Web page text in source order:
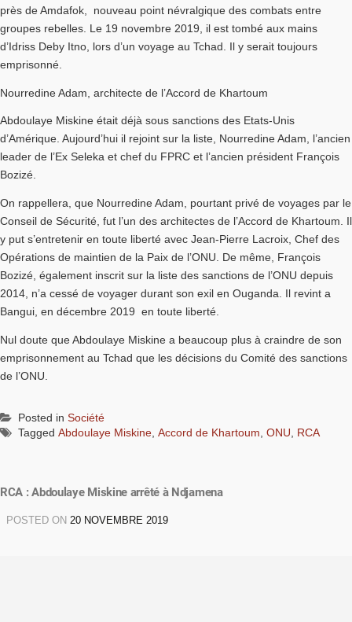
près de Amdafok, nouveau point névralgique des combats entre
groupes rebelles. Le 19 novembre 2019, il est tombé aux mains
d’Idriss Deby Itno, lors d’un voyage au Tchad. Il y serait toujours
emprisonné.
Nourredine Adam, architecte de l’Accord de Khartoum
Abdoulaye Miskine était déjà sous sanctions des Etats-Unis
d’Amérique. Aujourd’hui il rejoint sur la liste, Nourredine Adam, l’ancien
leader de l’Ex Seleka et chef du FPRC et l’ancien président François
Bozizé.
On rappellera, que Nourredine Adam, pourtant privé de voyages par le
Conseil de Sécurité, fut l’un des architectes de l’Accord de Khartoum. Il
y put s’entretenir en toute liberté avec Jean-Pierre Lacroix, Chef des
Opérations de maintien de la Paix de l’ONU. De même, François
Bozizé, également inscrit sur la liste des sanctions de l’ONU depuis
2014, n’a cessé de voyager durant son exil en Ouganda. Il revint a
Bangui, en décembre 2019 en toute liberté.
Nul doute que Abdoulaye Miskine a beaucoup plus à craindre de son
emprisonnement au Tchad que les décisions du Comité des sanctions
de l’ONU.
Posted in Société
Tagged Abdoulaye Miskine, Accord de Khartoum, ONU, RCA
RCA : Abdoulaye Miskine arrêté à Ndjamena
POSTED ON 20 NOVEMBRE 2019